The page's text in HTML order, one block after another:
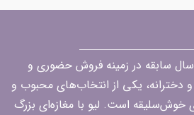
فروشگاه لیو با بیش از ۶ سال سابقه در زمینه فروش حضوری و
دخترانه، یکی از انتخاب‌های محبوب و
خوش‌سلیقه است. لیو با مغازه‌ای بزرگ